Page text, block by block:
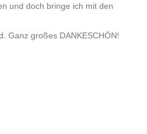
und doch bringe ich mit den
Ganz großes DANKESCHÖN!